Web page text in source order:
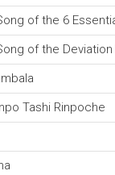
of the 6
of the
Tashi Rinpoche